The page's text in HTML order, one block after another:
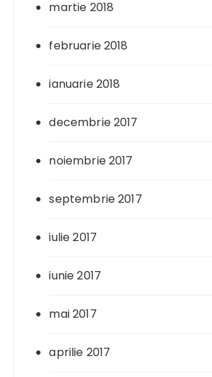
martie 2018
februarie 2018
ianuarie 2018
decembrie 2017
noiembrie 2017
septembrie 2017
iulie 2017
iunie 2017
mai 2017
aprilie 2017